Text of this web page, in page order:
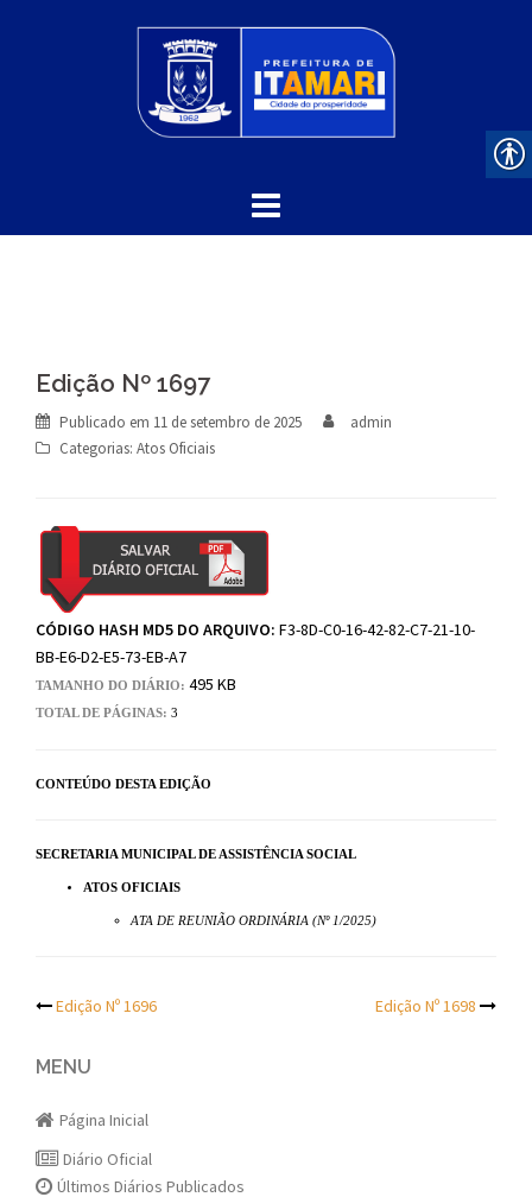
Edição Nº 1697
Publicado em 11 de setembro de 2025
admin
Categorias: Atos Oficiais
CÓDIGO HASH MD5 DO ARQUIVO: F3-8D-C0-16-42-82-C7-21-10-
BB-E6-D2-E5-73-EB-A7
TAMANHO DO DIÁRIO: 495 KB
TOTAL DE PÁGINAS: 3
CONTEÚDO DESTA EDIÇÃO
SECRETARIA MUNICIPAL DE ASSISTÊNCIA SOCIAL
ATOS OFICIAIS
ATA DE REUNIÃO ORDINÁRIA (Nº 1/2025)
Post
navigation
Edição Nº 1696 Edição Nº 1698
MENU
Página Inicial
Diário Oficial
Últimos Diários Publicados